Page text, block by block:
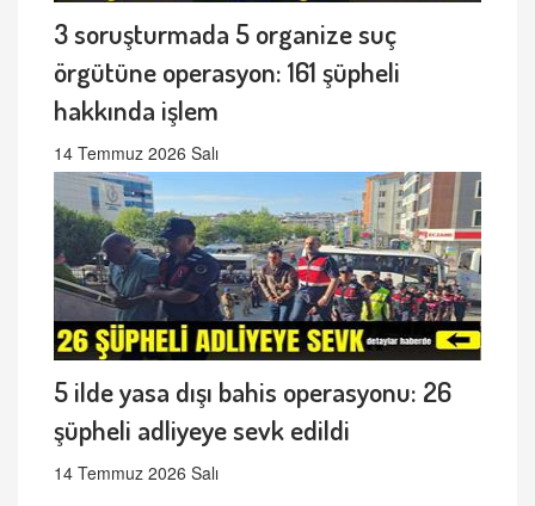
3 soruşturmada 5 organize suç
örgütüne operasyon: 161 şüpheli
hakkında işlem
14 Temmuz 2026 Salı
5 ilde yasa dışı bahis operasyonu: 26
şüpheli adliyeye sevk edildi
14 Temmuz 2026 Salı